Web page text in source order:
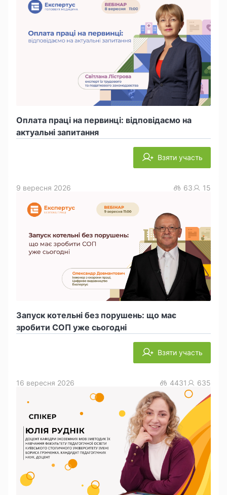
Оплата праці на первинці: відповідаємо на
актуальні запитання
Взяти участь
Запуск котельні без порушень: що має
зробити СОП уже сьогодні
9 вересня 2026 63 15
Взяти участь
16 вересня 2026 4431 635